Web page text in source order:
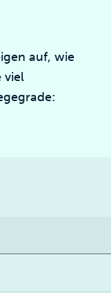
auf, wie
viel